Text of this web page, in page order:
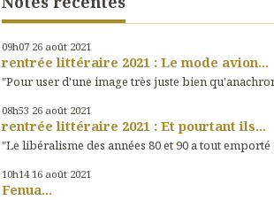
09h07 26 août 2021
rentrée littéraire 2021 : Le mode avion...
"Pour user d'une image très juste bien
08h53 26 août 2021
rentrée littéraire 2021 : Et pourtant ils...
"Le libéralisme des années 80 et 90 a tout emporté
10h14 16 août 2021
Fenua...